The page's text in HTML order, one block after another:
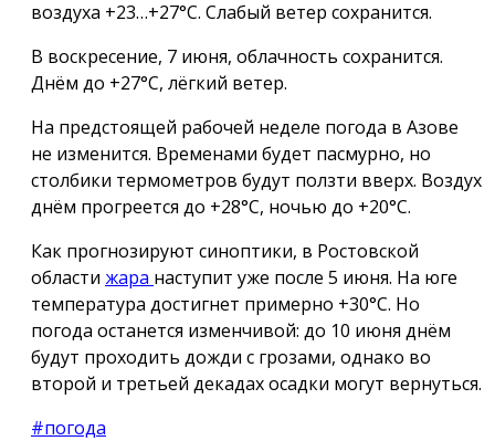
воздуха +23…+27°С. Слабый ветер сохранится.
В воскресение, 7 июня, облачность сохранится.
Днём до +27°С, лёгкий ветер.
На предстоящей рабочей неделе погода в Азове
не изменится. Временами будет пасмурно, но
столбики термометров будут ползти вверх. Воздух
днём прогреется до +28°С, ночью до +20°С.
Как прогнозируют синоптики, в Ростовской
области жара наступит уже после 5 июня. На юге
температура достигнет примерно +30°C. Но
погода останется изменчивой: до 10 июня днём
будут проходить дожди с грозами, однако во
второй и третьей декадах осадки могут вернуться.
#погода